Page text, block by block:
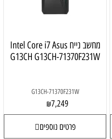
מחשב נייח Intel Core i7 Asus
G13CH G13CH-71370F231W
G13CH-71370F231W
₪7,249
פרטים נוספים